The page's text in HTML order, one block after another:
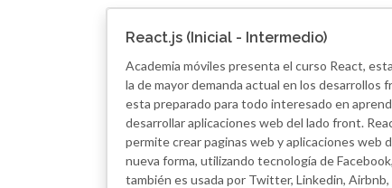
React.js (Inicial - Intermedio)
Academia móviles presenta el curso React,
la de mayor demanda actual en los desarrollos
esta preparado para todo interesado en
desarrollar aplicaciones web del lado front.
permite crear paginas web y aplicaciones web
nueva forma, utilizando tecnología de
también es usada por Twitter, Linkedin,